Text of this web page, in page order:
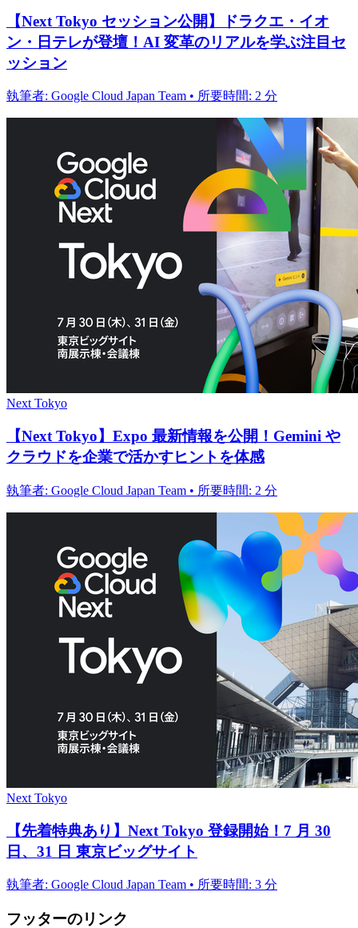
【Next Tokyo セッション公開】ドラクエ・イオ
ン・日テレが登壇！AI 変革のリアルを学ぶ注目セ
ッション
執筆者: Google Cloud Japan Team • 所要時間: 2 分
Next Tokyo
【Next Tokyo】Expo 最新情報を公開！Gemini や
クラウドを企業で活かすヒントを体感
執筆者: Google Cloud Japan Team • 所要時間: 2 分
Next Tokyo
【先着特典あり】Next Tokyo 登録開始！7 月 30
日、31 日 東京ビッグサイト
執筆者: Google Cloud Japan Team • 所要時間: 3 分
フッターのリンク